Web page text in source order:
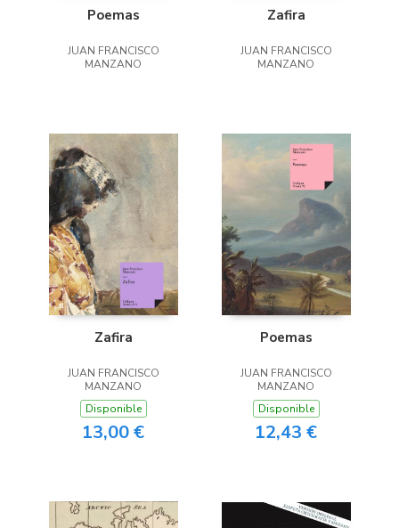
Poemas
JUAN FRANCISCO
MANZANO
Zafira
JUAN FRANCISCO
MANZANO
Zafira
JUAN FRANCISCO
MANZANO
Disponible
13,00 €
Poemas
JUAN FRANCISCO
MANZANO
Disponible
12,43 €